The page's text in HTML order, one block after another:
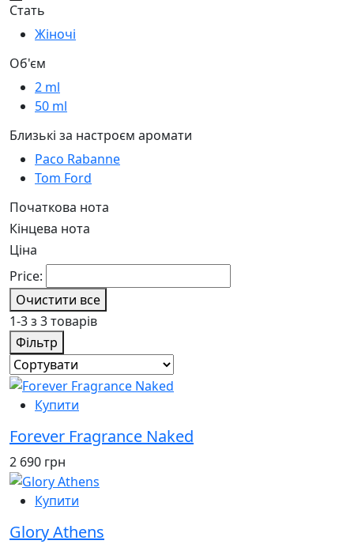
Стать
Жіночі
Об'єм
2 ml
50 ml
Близькі за настроєм аромати
Paco Rabanne
Tom Ford
Початкова нота
Кінцева нота
Ціна
Price:
Очистити все
1-3 з 3 товарів
Фільтр
Купити
Forever Fragrance Naked
2 690 грн
Купити
Glory Athens